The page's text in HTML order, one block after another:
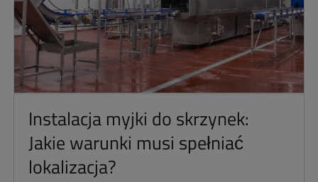
Instalacja myjki do skrzynek:
Jakie warunki musi spełniać
lokalizacja?